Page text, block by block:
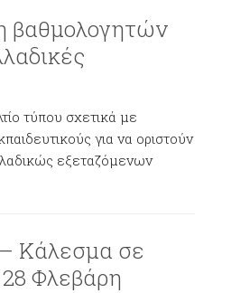
βαθμολογητών
τύπου σχετικά με
για να οριστούν
εξεταζόμενων
Κάλεσμα σε
Φλεβάρη